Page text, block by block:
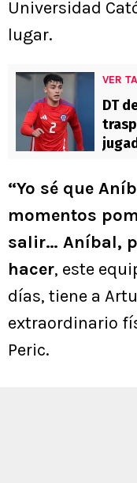
Universidad
lugar.
VER
DT
“Yo sé que
momentos
salir… Aníbal,
hacer, este
días, tiene a
extraordinario
Peric.